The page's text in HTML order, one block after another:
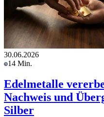
30.06.2026
14 Min.
Edelmetalle
Nachweis und
Silber